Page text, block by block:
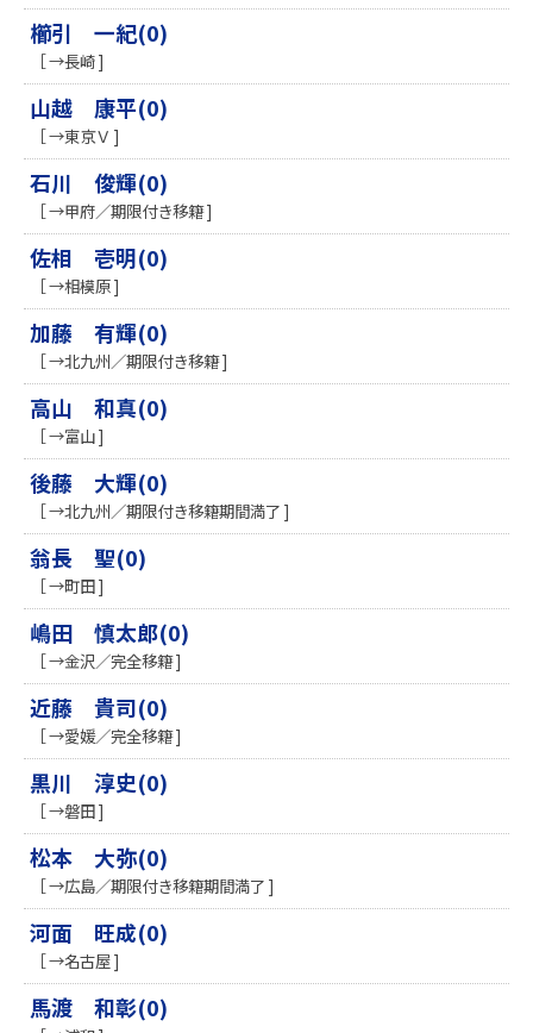
櫛引 一紀(0)
［ →長崎 ]
山越 康平(0)
［ →東京Ｖ ]
石川 俊輝(0)
［ →甲府／期限付き移籍 ]
佐相 壱明(0)
［ →相模原 ]
加藤 有輝(0)
［ →北九州／期限付き移籍 ]
高山 和真(0)
［ →富山 ]
後藤 大輝(0)
［ →北九州／期限付き移籍期間満了 ]
翁長 聖(0)
［ →町田 ]
嶋田 慎太郎(0)
［ →金沢／完全移籍 ]
近藤 貴司(0)
［ →愛媛／完全移籍 ]
黒川 淳史(0)
［ →磐田 ]
松本 大弥(0)
［ →広島／期限付き移籍期間満了 ]
河面 旺成(0)
［ →名古屋 ]
馬渡 和彰(0)